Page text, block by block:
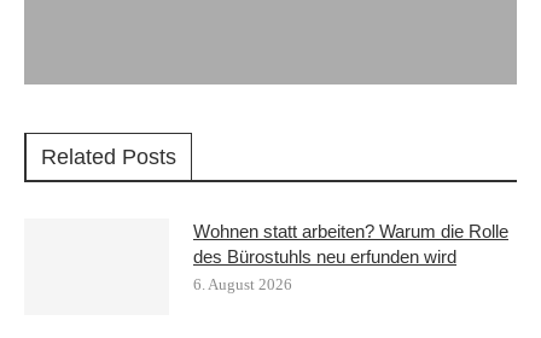
Related Posts
Wohnen statt arbeiten? Warum die Rolle
des Bürostuhls neu erfunden wird
6. August 2026